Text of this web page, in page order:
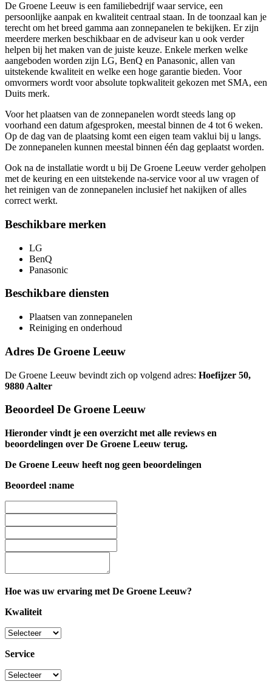
De Groene Leeuw is een familiebedrijf waar service, een
persoonlijke aanpak en kwaliteit centraal staan. In de toonzaal kan je
terecht om het breed gamma aan zonnepanelen te bekijken. Er zijn
meerdere merken beschikbaar en de adviseur kan u ook verder
helpen bij het maken van de juiste keuze. Enkele merken welke
aangeboden worden zijn LG, BenQ en Panasonic, allen van
uitstekende kwaliteit en welke een hoge garantie bieden. Voor
omvormers wordt voor absolute topkwaliteit gekozen met SMA, een
Duits merk.
Voor het plaatsen van de zonnepanelen wordt steeds lang op
voorhand een datum afgesproken, meestal binnen de 4 tot 6 weken.
Op de dag van de plaatsing komt een eigen team vaklui bij u langs.
De zonnepanelen kunnen meestal binnen één dag geplaatst worden.
Ook na de installatie wordt u bij De Groene Leeuw verder geholpen
met de keuring en een uitstekende na-service voor al uw vragen of
het reinigen van de zonnepanelen inclusief het nakijken of alles
correct werkt.
Beschikbare merken
LG
BenQ
Panasonic
Beschikbare diensten
Plaatsen van zonnepanelen
Reiniging en onderhoud
Adres De Groene Leeuw
De Groene Leeuw bevindt zich op volgend adres: Hoefijzer 50,
9880 Aalter
Beoordeel De Groene Leeuw
Hieronder vindt je een overzicht met alle reviews en
beoordelingen over De Groene Leeuw terug.
De Groene Leeuw heeft nog geen beoordelingen
Beoordeel :name
Hoe was uw ervaring met De Groene Leeuw?
Kwaliteit
Service